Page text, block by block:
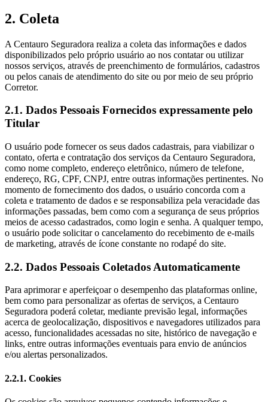
2. Coleta
A Centauro Seguradora realiza a coleta das informações e dados
disponibilizados pelo próprio usuário ao nos contatar ou utilizar
nossos serviços, através de preenchimento de formulários, cadastros
ou pelos canais de atendimento do site ou por meio de seu próprio
Corretor.
2.1. Dados Pessoais Fornecidos expressamente pelo
Titular
O usuário pode fornecer os seus dados cadastrais, para viabilizar o
contato, oferta e contratação dos serviços da Centauro Seguradora,
como nome completo, endereço eletrônico, número de telefone,
endereço, RG, CPF, CNPJ, entre outras informações pertinentes. No
momento de fornecimento dos dados, o usuário concorda com a
coleta e tratamento de dados e se responsabiliza pela veracidade das
informações passadas, bem como com a segurança de seus próprios
meios de acesso cadastrados, como login e senha. A qualquer tempo,
o usuário pode solicitar o cancelamento do recebimento de e-mails
de marketing, através de ícone constante no rodapé do site.
2.2. Dados Pessoais Coletados Automaticamente
Para aprimorar e aperfeiçoar o desempenho das plataformas online,
bem como para personalizar as ofertas de serviços, a Centauro
Seguradora poderá coletar, mediante previsão legal, informações
acerca de geolocalização, dispositivos e navegadores utilizados para
acesso, funcionalidades acessadas no site, histórico de navegação e
links, entre outras informações eventuais para envio de anúncios
e/ou alertas personalizados.
2.2.1. Cookies